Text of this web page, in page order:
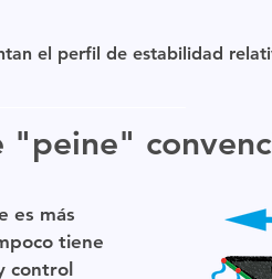
el perfil de estabilidad
"peine"
es más
tiene
control